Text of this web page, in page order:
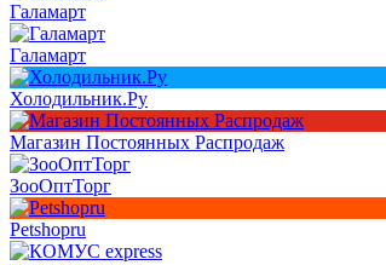
Галамарт
Галамарт
Холодильник.Ру
Магазин Постоянных Распродаж
ЗооОптТорг
Petshopru